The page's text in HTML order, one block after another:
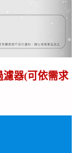
器(可依需求